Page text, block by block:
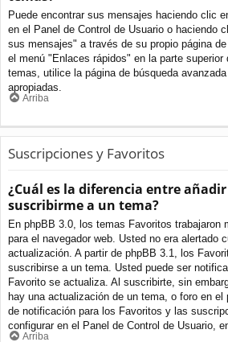
Puede encontrar sus mensajes haciendo clic
en el Panel de Control de Usuario o haciendo
sus mensajes" a través de su propio página
el menú "Enlaces rápidos" en la parte superior
temas, utilice la página de búsqueda
apropiadas.
Arriba
Suscripciones y Favoritos
¿Cuál es la diferencia entre
suscribirme a un tema?
En phpBB 3.0, los temas Favoritos trabajaron
para el navegador web. Usted no era alertado
actualización. A partir de phpBB 3.1, los
suscribirse a un tema. Usted puede ser
Favorito se actualiza. Al suscribirte, sin
hay una actualización de un tema, o foro en el
de notificación para los Favoritos y las
configurar en el Panel de Control de Usuario,
Arriba